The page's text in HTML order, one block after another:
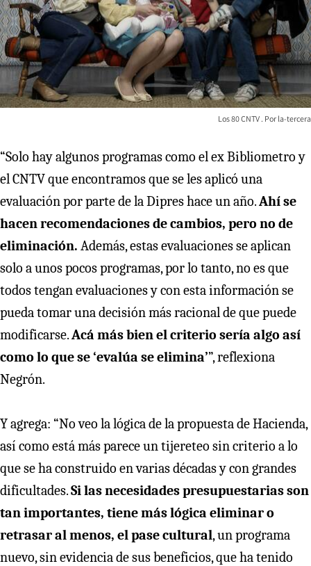
Los 80 CNTV la-tercera
“Solo hay algunos programas como el ex Bibliometro y
el CNTV que encontramos que se les aplicó una
evaluación por parte de la Dipres hace un año.Ahí se
hacen recomendaciones de cambios, pero no de
eliminación. Además, estas evaluaciones se aplican
solo a unos pocos programas, por lo tanto, no es que
todos tengan evaluaciones y con esta información se
pueda tomar una decisión más racional de que puede
modificarse.Acá más bien el criterio sería algo así
como lo que se ‘evalúa se elimina’”, reflexiona
Negrón.
Y agrega: “No veo la lógica de la propuesta de Hacienda,
así como está más parece un tijereteo sin criterio a lo
que se ha construido en varias décadas y con grandes
dificultades.Si las necesidades presupuestarias son
tan importantes, tiene más lógica eliminar o
retrasar al menos, el pase cultural, un programa
nuevo, sin evidencia de sus beneficios, que ha tenido